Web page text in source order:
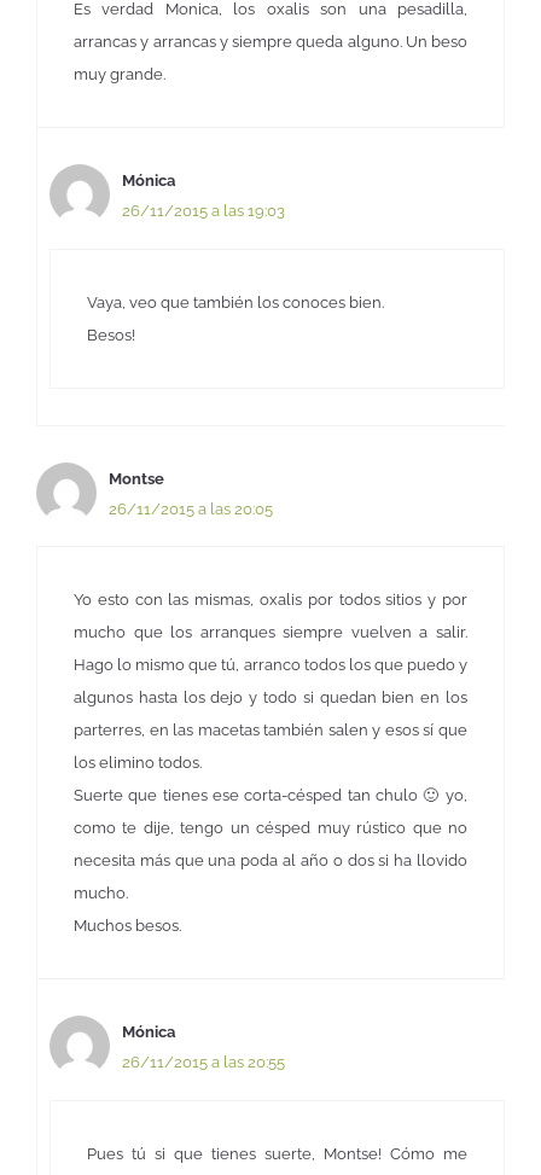
Es verdad Monica, los oxalis son una pesadilla,
arrancas y arrancas y siempre queda alguno. Un beso
muy grande.
Mónica
26/11/2015 a las 19:03
Vaya, veo que también los conoces bien.
Besos!
Montse
26/11/2015 a las 20:05
Yo esto con las mismas, oxalis por todos sitios y por
mucho que los arranques siempre vuelven a salir.
Hago lo mismo que tú, arranco todos los que puedo y
algunos hasta los dejo y todo si quedan bien en los
parterres, en las macetas también salen y esos sí que
los elimino todos.
Suerte que tienes ese corta-césped tan chulo 🙂 yo,
como te dije, tengo un césped muy rústico que no
necesita más que una poda al año o dos si ha llovido
mucho.
Muchos besos.
Mónica
26/11/2015 a las 20:55
Pues tú si que tienes suerte, Montse! Cómo me